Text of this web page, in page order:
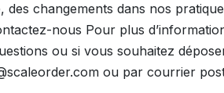
changements dans nos
nous Pour plus
ou si vous souhaitez
ou par courrier